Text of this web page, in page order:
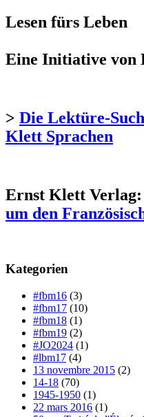
Lesen fürs Leben
Eine Initiative von
> Die Lektüre-
Klett Sprachen
Ernst Klett Verlag:
um den
Kategorien
#fbm16 (3)
#fbm17 (10)
#fbm18 (1)
#fbm19 (2)
#JO2024 (1)
#lbm17 (4)
13 novembre 2015 (2)
14-18 (70)
1945-1950 (1)
22 mars 2016 (1)